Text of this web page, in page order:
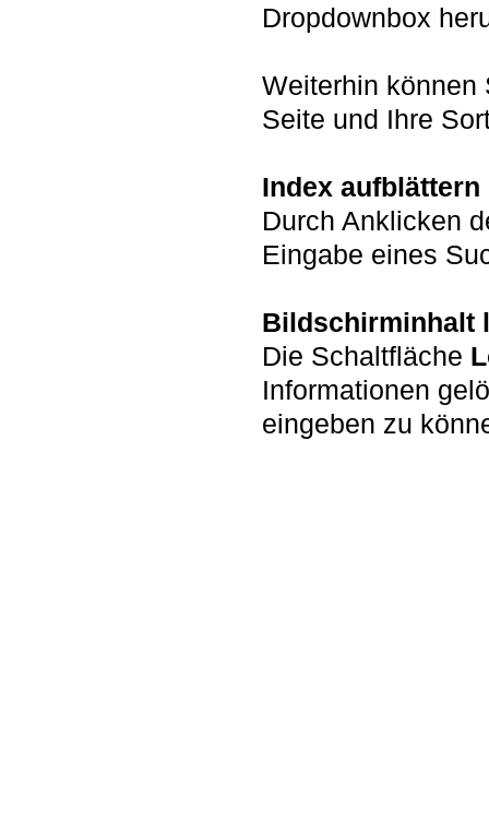
Dropdownbox
Weiterhin können
Seite und Ihre
Index aufblättern
Durch Anklicken
Eingabe eines
Bildschirminhalt
Die Schaltfläche
Informationen
eingeben zu